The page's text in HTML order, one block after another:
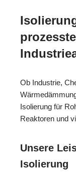
Ob Industrie,
Isolierung für
Reaktoren und
Unsere
Isolierung